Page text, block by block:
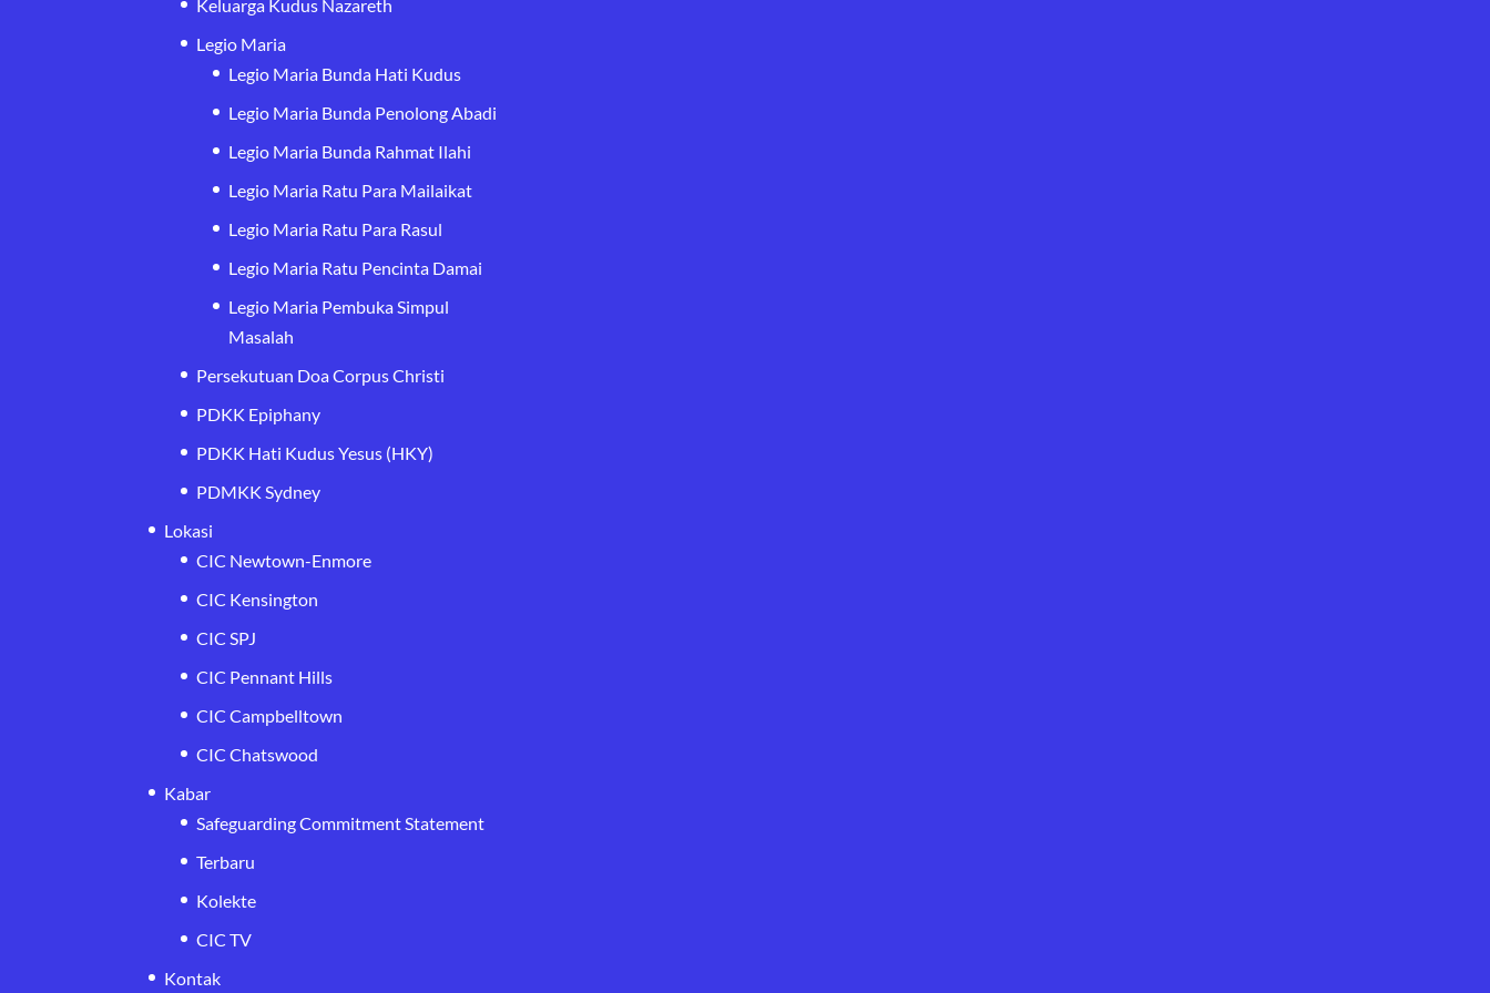
Keluarga Kudus Nazareth
Legio Maria
Legio Maria Bunda Hati Kudus
Legio Maria Bunda Penolong Abadi
Legio Maria Bunda Rahmat Ilahi
Legio Maria Ratu Para Mailaikat
Legio Maria Ratu Para Rasul
Legio Maria Ratu Pencinta Damai
Legio Maria Pembuka Simpul
Masalah
Persekutuan Doa Corpus Christi
PDKK Epiphany
PDKK Hati Kudus Yesus (HKY)
PDMKK Sydney
Lokasi
CIC Newtown-Enmore
CIC Kensington
CIC SPJ
CIC Pennant Hills
CIC Campbelltown
CIC Chatswood
Kabar
Safeguarding Commitment Statement
Terbaru
Kolekte
CIC TV
Kontak